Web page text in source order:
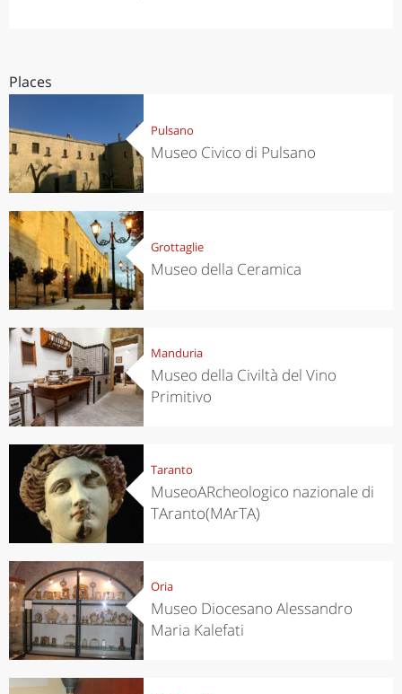
Places
Pulsano
Museo Civico di Pulsano
Grottaglie
Museo della Ceramica
Manduria
Museo della Civiltà del Vino
Primitivo
Taranto
MuseoARcheologico nazionale di
TAranto(MArTA)
Oria
Museo Diocesano Alessandro
Maria Kalefati